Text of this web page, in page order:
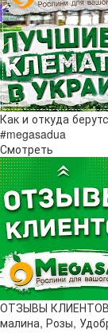
Как и откуда
#megasadua
Смотреть
ОТЗЫВЫ
малина, Розы,